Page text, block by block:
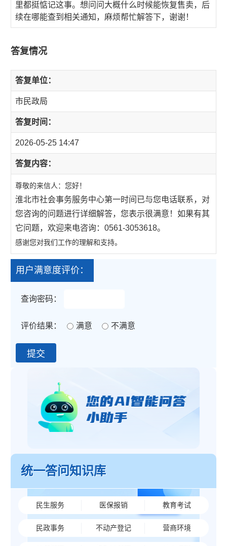
里都挺惦记这事。想问问大概什么时候能恢复售卖，后
续在哪能查到相关通知，麻烦帮忙解答下，谢谢！
答复情况
答复单位：
市民政局
答复时间：
2026-05-25 14:47
答复内容：
尊敬的来信人：您好！
淮北市社会事务服务中心第一时间已与您电话联系，对
您咨询的问题进行详细解答，您表示很满意！如果有其
它问题，欢迎来电咨询：0561-3053618。
感谢您对我们工作的理解和支持。
用户满意度评价：
查询密码：
评价结果： 满意 不满意
统一答问知识库
民生服务 医保报销 教育考试
民政事务 不动产登记 营商环境